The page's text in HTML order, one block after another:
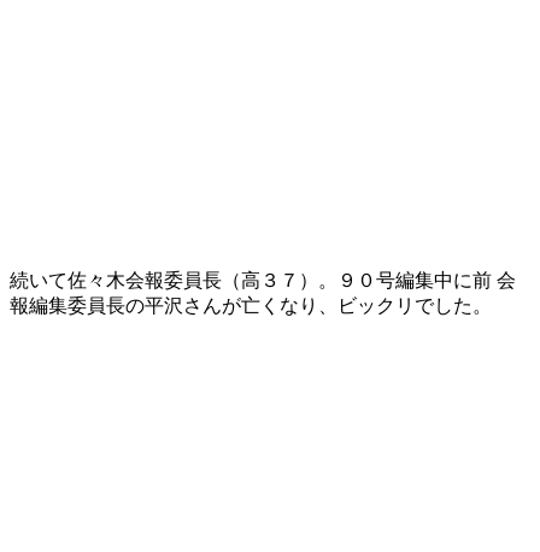
続いて佐々木会報委員長（高３７）。９０号編集中に前 会
報編集委員長の平沢さんが亡くなり、ビックリでした。